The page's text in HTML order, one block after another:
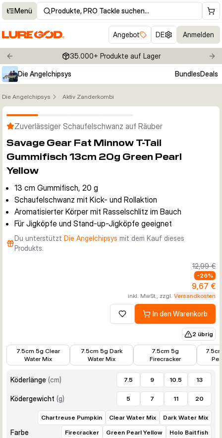
Menü Produkte, PRO Tackle suchen…
Angebot DE Anmelden
Previous slide 35.000+ Produkte auf Lager
Die Angelchipsys
BundlesDeals
Die Angelchipsys Aktiv Zanderkombi
Zuverlässiger Schaufelschwanz auf Räuber
Savage Gear Fat Minnow T-Tail
Gummifisch 13cm 20g Green Pearl
Yellow
13 cm Gummifisch, 20 g
Schaufelschwanz mit Kick- und Rollaktion
Aromatisierter Körper mit Rasselschlitz im Bauch
Für Jigköpfe und Stand-up-Jigköpfe geeignet
Du unterstützt Die Angelchipsys mit dem Kauf dieses
Produkts.
12,99 €
-26%
9,67 €
inkl. MwSt., zzgl. Versandkosten
Zur Wunschliste hinzufügen
In den Warenkorb
2 übrig
7.5cm 5g Clear
Water Mix
7.5cm 5g Dark
Water Mix
7.5cm 5g
Firecracker
5,99 €
Köderlänge (cm) 7.5 9 10.5 13
Ködergewicht (g) 5 7 11 20
Farbe
Chartreuse Pumpkin Clear Water Mix
Dark Water Mix
Firecracker
Green Pearl Yellow
Holo Baitfish